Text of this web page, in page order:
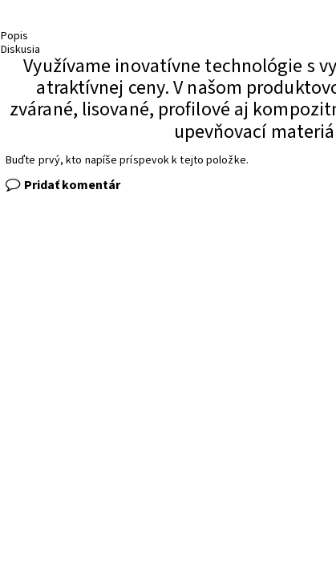
Popis
Diskusia
Využívame inovatívne technológie s
atraktívnej ceny.V našom
zvárané, lisované, profilové aj
upevňovací
Buďte prvý, kto napíše príspevok k tejto položke.
Pridať komentár